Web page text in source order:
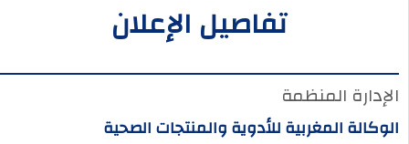
تفاصيل الإعلان
الإدارة المنظمة
الوكالة المغربية للأدوية والمنتجات الصحية